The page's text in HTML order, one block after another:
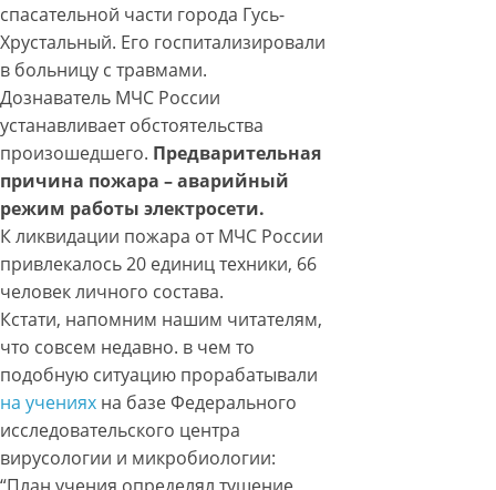
спасательной части города Гусь-
Хрустальный. Его госпитализировали
в больницу с травмами.
Дознаватель МЧС России
устанавливает обстоятельства
произошедшего. Предварительная
причина пожара – аварийный
режим работы электросети.
К ликвидации пожара от МЧС России
привлекалось 20 единиц техники, 66
человек личного состава.
Кстати, напомним нашим читателям,
что совсем недавно. в чем то
подобную ситуацию прорабатывали
на учениях на базе Федерального
исследовательского центра
вирусологии и микробиологии: